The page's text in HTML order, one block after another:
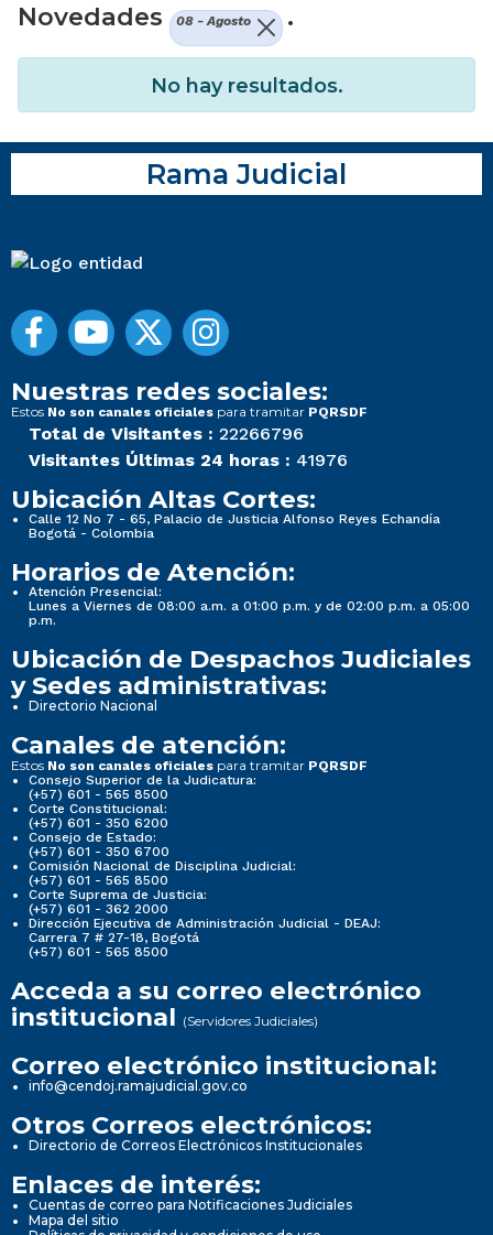
Novedades
08 - Agosto .
No hay resultados.
Rama Judicial
Nuestras redes sociales:
Estos No son canales oficiales para tramitar PQRSDF
Total de Visitantes : 22266796
Visitantes Últimas 24 horas : 41976
Ubicación Altas Cortes:
Calle 12 No 7 - 65, Palacio de Justicia Alfonso Reyes Echandía
Bogotá - Colombia
Horarios de Atención:
Atención Presencial:
Lunes a Viernes de 08:00 a.m. a 01:00 p.m. y de 02:00 p.m. a 05:00
p.m.
Ubicación de Despachos Judiciales
y Sedes administrativas:
Directorio Nacional
Canales de atención:
Estos No son canales oficiales para tramitar PQRSDF
Consejo Superior de la Judicatura:
(+57) 601 - 565 8500
Corte Constitucional:
(+57) 601 - 350 6200
Consejo de Estado:
(+57) 601 - 350 6700
Comisión Nacional de Disciplina Judicial:
(+57) 601 - 565 8500
Corte Suprema de Justicia:
(+57) 601 - 362 2000
Dirección Ejecutiva de Administración Judicial - DEAJ:
Carrera 7 # 27-18, Bogotá
(+57) 601 - 565 8500
Acceda a su correo electrónico
institucional (Servidores Judiciales)
Correo electrónico institucional:
info@cendoj.ramajudicial.gov.co
Otros Correos electrónicos:
Directorio de Correos Electrónicos Institucionales
Enlaces de interés:
Cuentas de correo para Notificaciones Judiciales
Mapa del sitio